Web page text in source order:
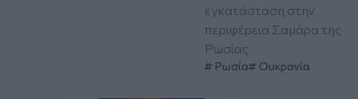
εγκατάσταση στην
περιφέρεια Σαμάρα της
Ρωσίας
Ρωσία Ουκρανία